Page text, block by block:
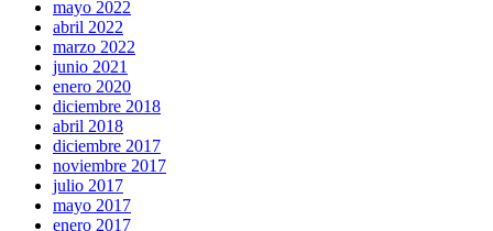
mayo 2022
abril 2022
marzo 2022
junio 2021
enero 2020
diciembre 2018
abril 2018
diciembre 2017
noviembre 2017
julio 2017
mayo 2017
enero 2017